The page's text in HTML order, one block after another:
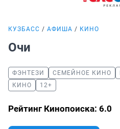
КУЗБАСС АФИША КИНО
Очи
ФЭНТЕЗИ СЕМЕЙНОЕ КИНО
КИНО
12+
Рейтинг Кинопоиска: 6.0